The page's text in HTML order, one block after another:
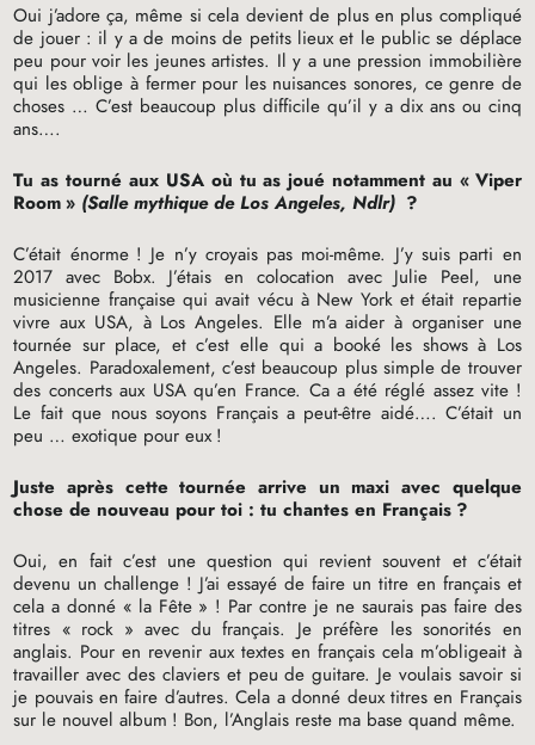
Oui j’adore ça, même si cela devient de plus en plus compliqué
de jouer : il y a de moins de petits lieux et le public se déplace
peu pour voir les jeunes artistes. Il y a une pression immobilière
qui les oblige à fermer pour les nuisances sonores, ce genre de
choses … C’est beaucoup plus difficile qu’il y a dix ans ou cinq
ans….
Tu as tourné aux USAoù tu as joué notamment au « Viper
Room» (Salle mythique de Los Angeles, Ndlr) ?
C’était énorme ! Je n’y croyais pas moi-même. J’y suis parti en
2017 avec Bobx. J’étais en colocation avec Julie Peel, une
musicienne française qui avait vécu à New York et était repartie
vivre aux USA, à Los Angeles. Elle m’a aider à organiser une
tournée sur place, et c’est elle qui a booké les shows à Los
Angeles. Paradoxalement, c’est beaucoup plus simple de trouver
des concerts aux USAqu’en France. Ca a été réglé assez vite !
Le fait que nous soyons Français a peut-être aidé…. C’était un
peu … exotique pour eux !
Juste après cette tournée arrive un maxi avec quelque
chose de nouveau pour toi : tu chantes en Français ?
Oui, en fait c’est une question qui revient souvent et c’était
devenu un challenge ! J’ai essayé de faire un titre en français et
cela a donné « la Fête » ! Par contre je ne saurais pas faire des
titres « rock » avec du français. Je préfère les sonorités en
anglais. Pour en revenir aux textes en français cela m’obligeait à
travailler avec des claviers et peu de guitare. Je voulais savoir si
je pouvais en faire d’autres. Cela a donné deux titres en Français
sur le nouvel album ! Bon, l’Anglais reste ma base quand même.